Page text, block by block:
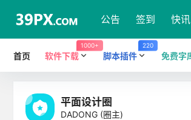
公告 签到 快讯
首页 软件下载
1000+
脚本插件
220
免费字
平面设计圈
DADONG (圈主)